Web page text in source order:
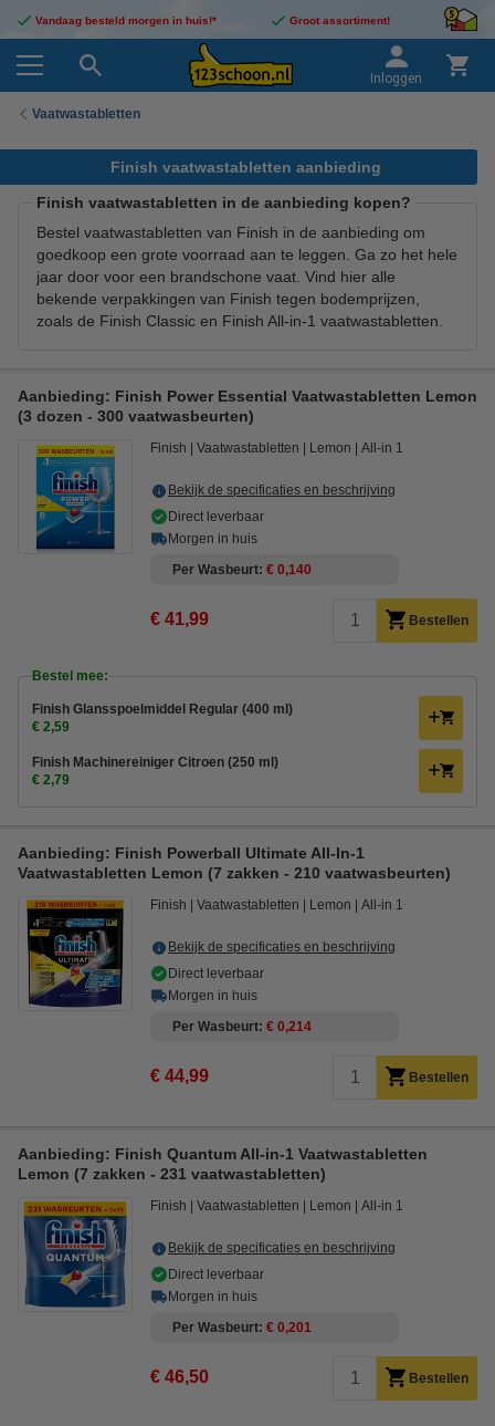
Vandaag besteld morgen in huis!* Groot assortiment!
Inloggen
Vaatwastabletten
Finish vaatwastabletten aanbieding
Finish vaatwastabletten in de aanbieding kopen?
Bestel vaatwastabletten van Finish in de aanbieding om
goedkoop een grote voorraad aan te leggen. Ga zo het hele
jaar door voor een brandschone vaat. Vind hier alle
bekende verpakkingen van Finish tegen bodemprijzen,
zoals de Finish Classic en Finish All-in-1 vaatwastabletten.
Aanbieding: Finish Power Essential Vaatwastabletten Lemon
(3 dozen - 300 vaatwasbeurten)
Finish Vaatwastabletten Lemon All-in 1
Bekijk de specificaties en beschrijving
Direct leverbaar
Morgen in huis
Per Wasbeurt € 0,140
€ 41,99 Bestellen
Bestel mee:
Finish Glansspoelmiddel Regular (400 ml)
€ 2,59
Finish Machinereiniger Citroen (250 ml)
€ 2,79
Aanbieding: Finish Powerball Ultimate All-In-1
Vaatwastabletten Lemon (7 zakken - 210 vaatwasbeurten)
Finish Vaatwastabletten Lemon All-in 1
Bekijk de specificaties en beschrijving
Direct leverbaar
Morgen in huis
Per Wasbeurt € 0,214
€ 44,99 Bestellen
Aanbieding: Finish Quantum All-in-1 Vaatwastabletten
Lemon (7 zakken - 231 vaatwastabletten)
Finish Vaatwastabletten Lemon All-in 1
Bekijk de specificaties en beschrijving
Direct leverbaar
Morgen in huis
Per Wasbeurt € 0,201
€ 46,50 Bestellen